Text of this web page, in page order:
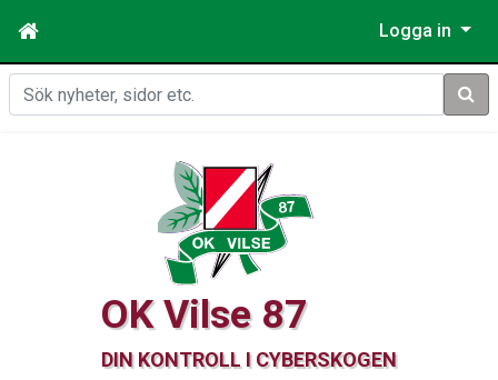
Logga in
Sök
OK Vilse 87
DIN KONTROLL I CYBERSKOGEN